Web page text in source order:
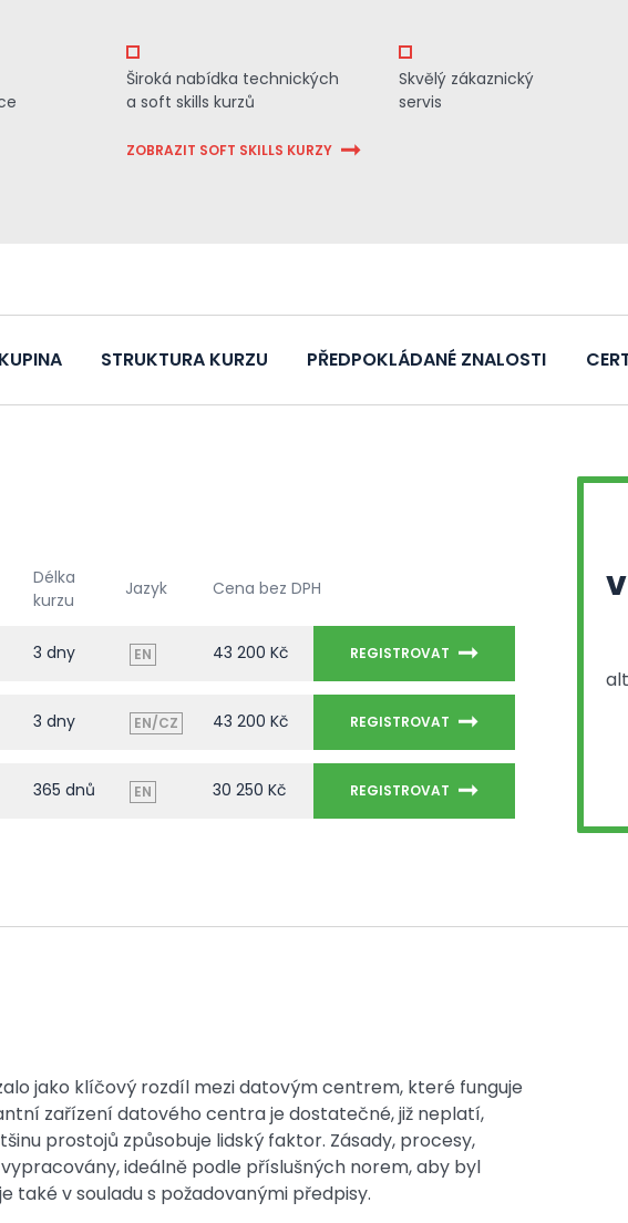
Široká nabídka technických
a soft skills kurzů
ZOBRAZIT SOFT SKILLS KURZY
Skvělý zákaznický
servis
STRUKTURA KURZU PŘEDPOKLÁDANÉ ZNALOSTI
Délka
kurzu
Jazyk Cena bez DPH
3 dny EN 43 200 Kč REGISTROVAT
3 dny EN/CZ 43 200 Kč REGISTROVAT
365 dnů EN 30 250 Kč REGISTROVAT
jako klíčový rozdíl mezi datovým centrem, které funguje
zařízení datového centra je dostatečné, již neplatí,
prostojů způsobuje lidský faktor. Zásady, procesy,
ideálně podle příslušných norem, aby byl
v souladu s požadovanými předpisy.